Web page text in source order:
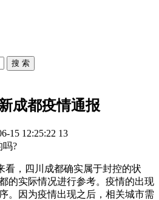
搜 索
成都疫情通报
15 12:25:22 13
吗?
看，四川成都确实属于封控的状
的实际情况进行参考。疫情的出现
。因为疫情出现之后，相关城市需